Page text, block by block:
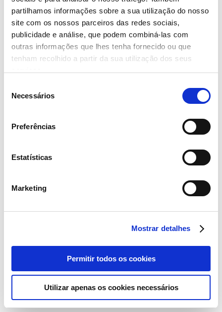
partilhamos informações sobre a sua utilização do nosso
site com os nossos parceiros das redes sociais,
publicidade e análise, que podem combiná-las com
outras informações que lhes tenha fornecido ou que
tenham recolhido a partir da sua utilização dos seus
Necessários
Preferências
Estatísticas
Marketing
Mostrar detalhes
Permitir todos os cookies
Utilizar apenas os cookies necessários
oferta especial
– Ler mais
18 Dezembro 2019
Continente reduz pegada
– Ler mais
Continente Comercializa
Gama Exclusiva da Nestlé